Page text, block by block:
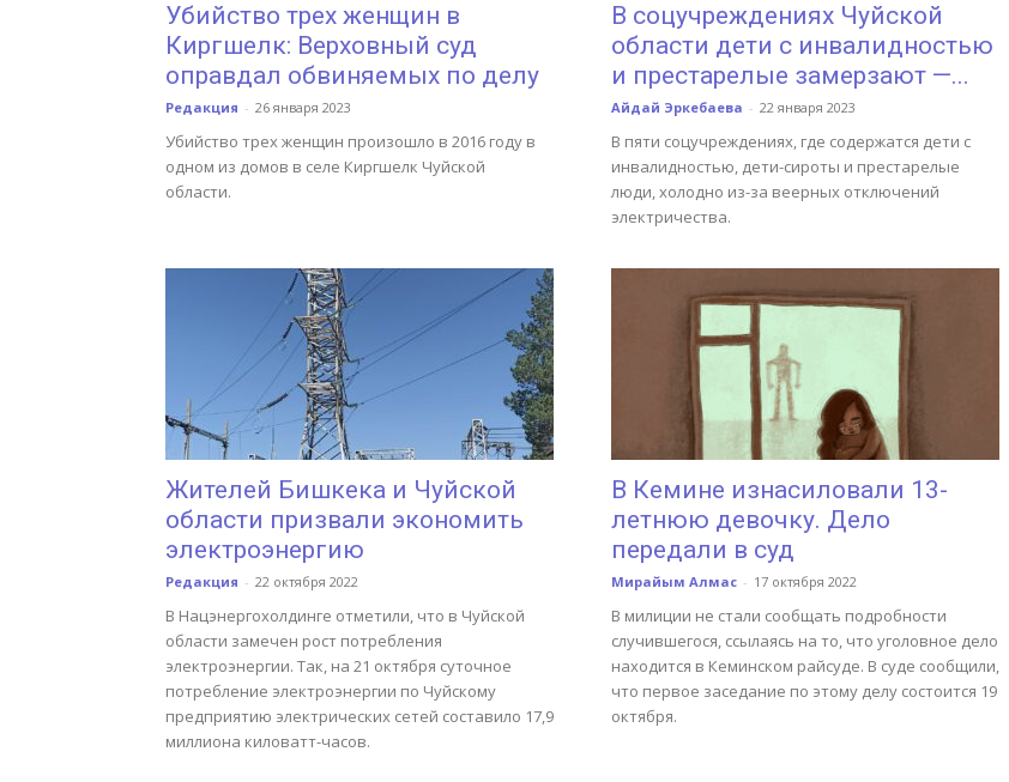
Убийство трех женщин в
Киргшелк: Верховный суд
оправдал обвиняемых по делу
Редакция - 26 января 2023
Убийство трех женщин произошло в 2016 году в
одном из домов в селе Киргшелк Чуйской
области.
В соцучреждениях Чуйской
области дети с инвалидностью
и престарелые замерзают —...
Айдай Эркебаева - 22 января 2023
В пяти соцучреждениях, где содержатся дети с
инвалидностью, дети-сироты и престарелые
люди, холодно из-за веерных отключений
электричества.
Жителей Бишкека и Чуйской
области призвали экономить
электроэнергию
Редакция - 22 октября 2022
В Нацэнергохолдинге отметили, что в Чуйской
области замечен рост потребления
электроэнергии. Так, на 21 октября суточное
потребление электроэнергии по Чуйскому
предприятию электрических сетей составило 17,9
миллиона киловатт-часов.
В Кемине изнасиловали 13-
летнюю девочку. Дело
передали в суд
Мирайым Алмас - 17 октября 2022
В милиции не стали сообщать подробности
случившегося, ссылаясь на то, что уголовное дело
находится в Кеминском райсуде. В суде сообщили,
что первое заседание по этому делу состоится 19
октября.